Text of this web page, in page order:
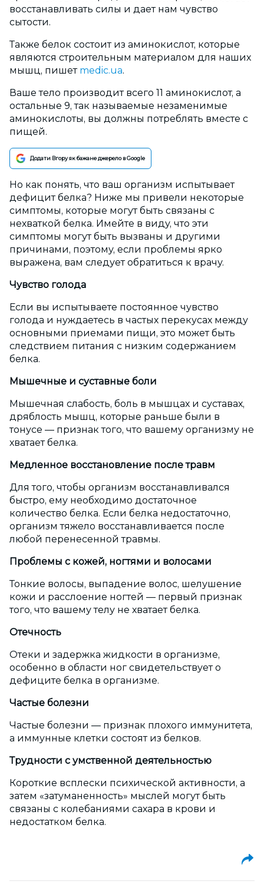
восстанавливать силы и дает нам чувство
сытости.
Также белок состоит из аминокислот, которые
являются строительным материалом для наших
мышц, пишет medic.ua.
Ваше тело производит всего 11 аминокислот, а
остальные 9, так называемые незаменимые
аминокислоты, вы должны потреблять вместе с
пищей.
Додати Вгору як бажане джерело в Google
Но как понять, что ваш организм испытывает
дефицит белка? Ниже мы привели некоторые
симптомы, которые могут быть связаны с
нехваткой белка. Имейте в виду, что эти
симптомы могут быть вызваны и другими
причинами, поэтому, если проблемы ярко
выражена, вам следует обратиться к врачу.
Чувство голода
Если вы испытываете постоянное чувство
голода и нуждаетесь в частых перекусах между
основными приемами пищи, это может быть
следствием питания с низким содержанием
белка.
Мышечные и суставные боли
Мышечная слабость, боль в мышцах и суставах,
дряблость мышц, которые раньше были в
тонусе — признак того, что вашему организму не
хватает белка.
Медленное восстановление после травм
Для того, чтобы организм восстанавливался
быстро, ему необходимо достаточное
количество белка. Если белка недостаточно,
организм тяжело восстанавливается после
любой перенесенной травмы.
Проблемы с кожей, ногтями и волосами
Тонкие волосы, выпадение волос, шелушение
кожи и расслоение ногтей — первый признак
того, что вашему телу не хватает белка.
Отечность
Отеки и задержка жидкости в организме,
особенно в области ног свидетельствует о
дефиците белка в организме.
Частые болезни
Частые болезни — признак плохого иммунитета,
а иммунные клетки состоят из белков.
Трудности с умственной деятельностью
Короткие всплески психической активности, а
затем «затуманенность» мыслей могут быть
связаны с колебаниями сахара в крови и
недостатком белка.